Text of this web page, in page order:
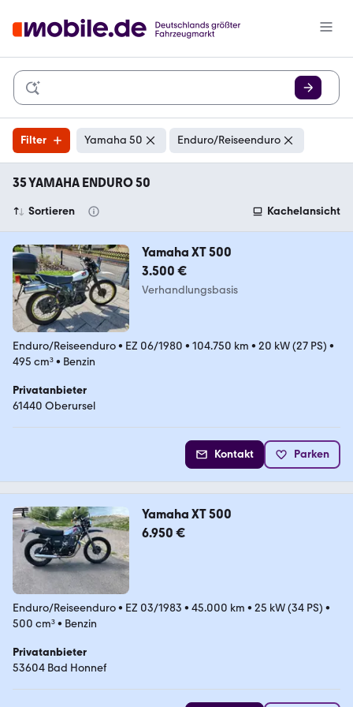
Filter Yamaha 50 Enduro/Reiseenduro
35 YAMAHA ENDURO 50
Sortieren Kachelansicht
Yamaha XT 500
3.500 €
Verhandlungsbasis
Enduro/Reiseenduro• EZ 06/1980 • 104.750 km • 20 kW (27 PS) •
495 cm³• Benzin
Privatanbieter
61440 Oberursel
Kontakt Parken
Yamaha XT 500
6.950 €
Enduro/Reiseenduro• EZ 03/1983 • 45.000 km • 25 kW (34 PS) •
500 cm³• Benzin
Privatanbieter
53604 Bad Honnef